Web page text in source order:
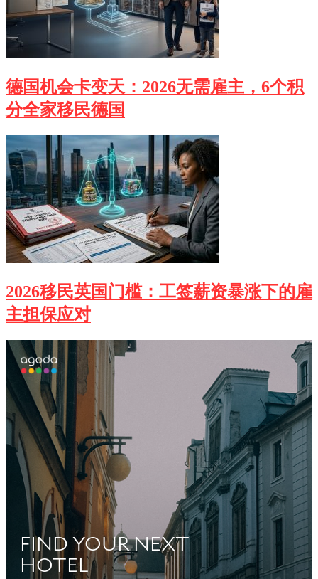
德国机会卡变天：2026无需雇主，6个积
分全家移民德国
2026移民英国门槛：工签薪资暴涨下的雇
主担保应对